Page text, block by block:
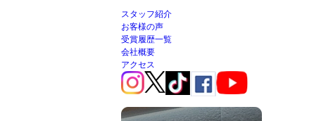
スタッフ紹介
お客様の声
受賞履歴一覧
会社概要
アクセス